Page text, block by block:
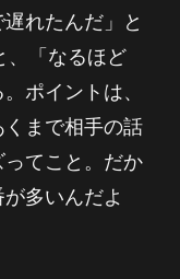
れたんだ」と
、「なるほど
ポイントは、
まで相手の話
てこと。だか
多いんだよ